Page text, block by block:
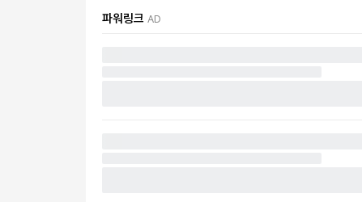
파워링크 AD